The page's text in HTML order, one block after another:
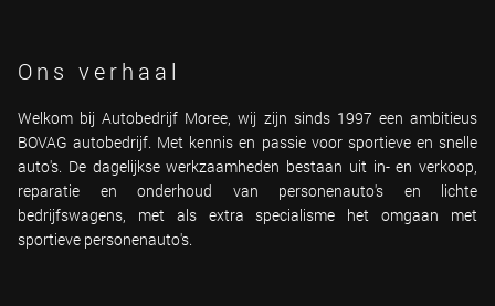
Ons verhaal
Welkom bij Autobedrijf Moree, wij zijn sinds 1997 een ambitieus
BOVAG autobedrijf. Met kennis en passie voor sportieve en snelle
auto's. De dagelijkse werkzaamheden bestaan uit in- en verkoop,
reparatie en onderhoud van personenauto's en lichte
bedrijfswagens, met als extra specialisme het omgaan met
sportieve personenauto's.